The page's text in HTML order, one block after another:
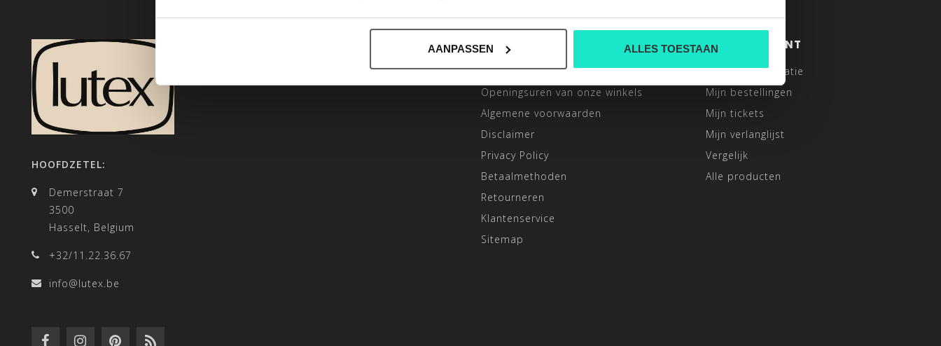
AANPASSEN ALLES TOESTAAN
HOOFDZETEL:
Demerstraat 7
3500
Hasselt, Belgium
+32/11.22.36.67
info@lutex.be
INFORMATIE
ONZE 3 WINKELS
Openingsuren van onze winkels
Algemene voorwaarden
Disclaimer
Privacy Policy
Betaalmethoden
Retourneren
Klantenservice
Sitemap
MIJN ACCOUNT
Account informatie
Mijn bestellingen
Mijn tickets
Mijn verlanglijst
Vergelijk
Alle producten